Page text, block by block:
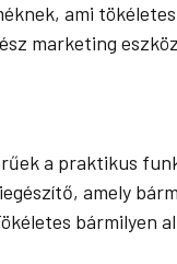
ami
marketing
a praktikus
amely
bármilyen